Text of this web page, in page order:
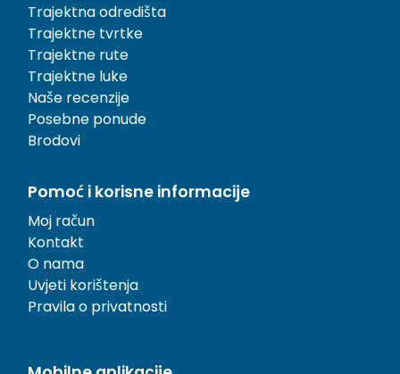
Trajektna odredišta
Trajektne tvrtke
Trajektne rute
Trajektne luke
Naše recenzije
Posebne ponude
Brodovi
Pomoć i korisne informacije
Moj račun
Kontakt
O nama
Uvjeti korištenja
Pravila o privatnosti